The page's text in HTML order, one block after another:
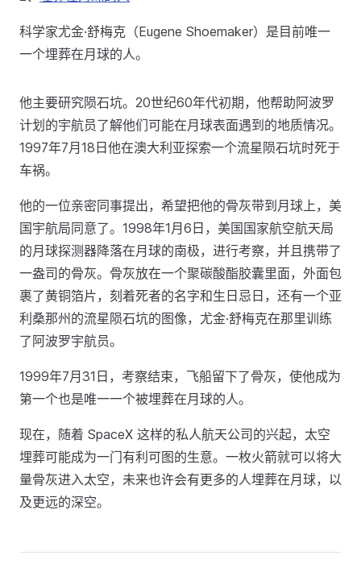
科学家尤金·舒梅克（Eugene Shoemaker）是目前唯一
一个埋葬在月球的人。
他主要研究陨石坑。20世纪60年代初期，他帮助阿波罗
计划的宇航员了解他们可能在月球表面遇到的地质情况。
1997年7月18日他在澳大利亚探索一个流星陨石坑时死于
车祸。
他的一位亲密同事提出，希望把他的骨灰带到月球上，美
国宇航局同意了。1998年1月6日，美国国家航空航天局
的月球探测器降落在月球的南极，进行考察，并且携带了
一盎司的骨灰。骨灰放在一个聚碳酸酯胶囊里面，外面包
裹了黄铜箔片，刻着死者的名字和生日忌日，还有一个亚
利桑那州的流星陨石坑的图像，尤金·舒梅克在那里训练
了阿波罗宇航员。
1999年7月31日，考察结束，飞船留下了骨灰，使他成为
第一个也是唯一一个被埋葬在月球的人。
现在，随着 SpaceX 这样的私人航天公司的兴起，太空
埋葬可能成为一门有利可图的生意。一枚火箭就可以将大
量骨灰进入太空，未来也许会有更多的人埋葬在月球，以
及更远的深空。